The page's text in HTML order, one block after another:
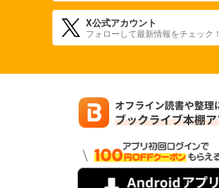
X公式アカウント
フォローして最新情報をチェック！